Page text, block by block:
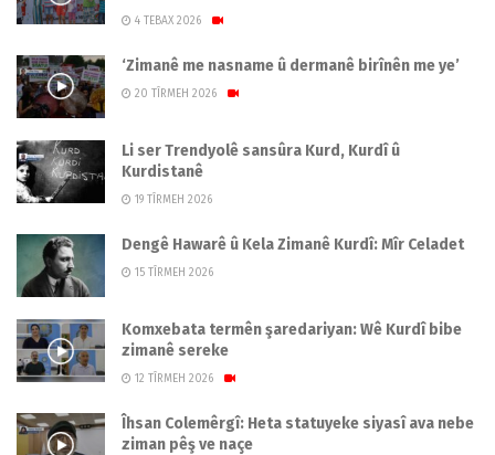
4 TEBAX 2026
‘Zimanê me nasname û dermanê birînên me ye’
20 TÎRMEH 2026
Li ser Trendyolê sansûra Kurd, Kurdî û
Kurdistanê
19 TÎRMEH 2026
Dengê Hawarê û Kela Zimanê Kurdî: Mîr Celadet
15 TÎRMEH 2026
Komxebata termên şaredariyan: Wê Kurdî bibe
zimanê sereke
12 TÎRMEH 2026
Îhsan Colemêrgî: Heta statuyeke siyasî ava nebe
ziman pêş ve naçe